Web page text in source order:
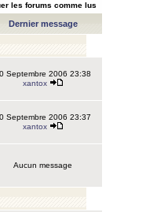
les forums comme lus
Dernier message
Septembre 2006 23:38
xantox
Septembre 2006 23:37
xantox
Aucun message